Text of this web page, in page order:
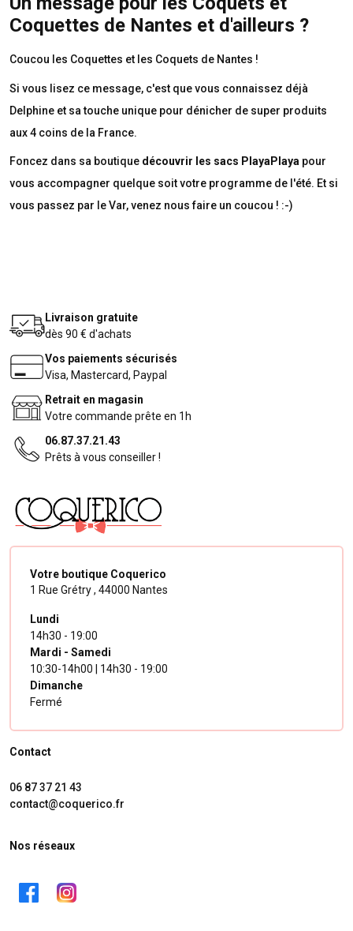
Coquettes de Nantes et d'ailleurs ?
Coucou les Coquettes et les Coquets de Nantes !
Si vous lisez ce message, c'est que vous connaissez déjà
Delphine et sa touche unique pour dénicher de super produits
aux 4 coins de la France.
Foncez dans sa boutique découvrir les sacs PlayaPlaya pour
vous accompagner quelque soit votre programme de l'été. Et si
vous passez par le Var, venez nous faire un coucou ! :-)
Livraison gratuite
dès 90 € d'achats
Vos paiements sécurisés
Visa, Mastercard, Paypal
Retrait en magasin
Votre commande prête en 1h
06.87.37.21.43
Prêts à vous conseiller !
Votre boutique Coquerico
1 Rue Grétry , 44000 Nantes
Lundi
14h30 - 19:00
Mardi - Samedi
10:30-14h00 | 14h30 - 19:00
Dimanche
Fermé
Contact
06 87 37 21 43
contact@coquerico.fr
Nos réseaux